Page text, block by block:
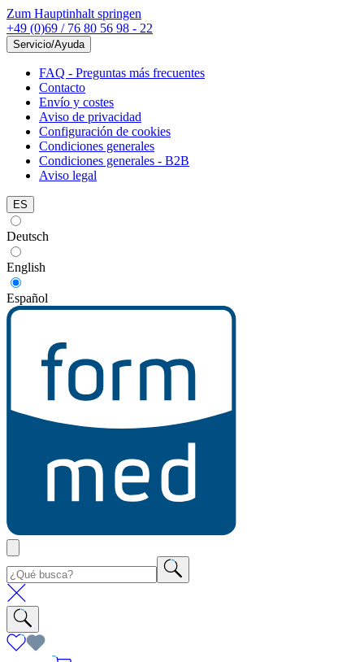
Zum Hauptinhalt springen
+49 (0)69 / 76 80 56 98 - 22
Servicio/Ayuda
FAQ - Preguntas más frecuentes
Contacto
Envío y costes
Aviso de privacidad
Configuración de cookies
Condiciones generales
Condiciones generales - B2B
Aviso legal
ES
Deutsch
English
Español